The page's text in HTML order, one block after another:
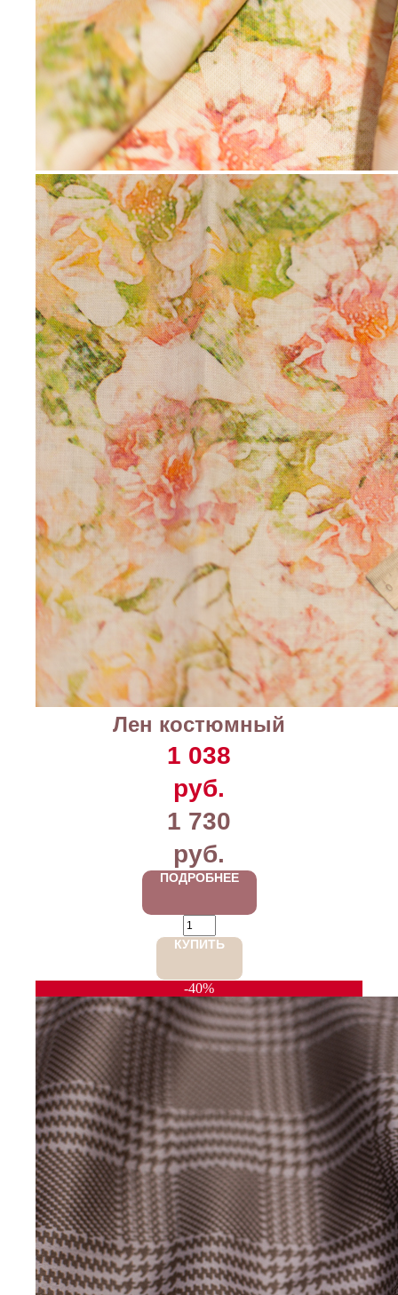
Лен костюмный
1 038
руб.
1 730
руб.
ПОДРОБНЕЕ
КУПИТЬ
-40%